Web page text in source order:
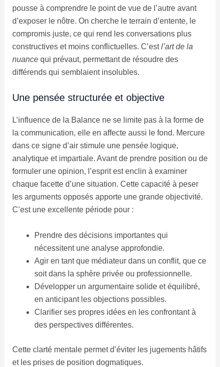
pousse à comprendre le point de vue de l’autre avant
d’exposer le nôtre. On cherche le terrain d’entente, le
compromis juste, ce qui rend les conversations plus
constructives et moins conflictuelles. C’estl’art de la
nuancequi prévaut, permettant de résoudre des
différends qui semblaient insolubles.
Une pensée structurée et objective
L’influence de la Balance ne se limite pas à la forme de
la communication, elle en affecte aussi le fond. Mercure
dans ce signe d’air stimule une pensée logique,
analytique et impartiale. Avant de prendre position ou de
formuler une opinion, l’esprit est enclin à examiner
chaque facette d’une situation. Cette capacité à peser
les arguments opposés apporte une grande objectivité.
C’est une excellente période pour :
Prendre des décisions importantes qui
nécessitent une analyse approfondie.
Agir en tant que médiateur dans un conflit, que ce
soit dans la sphère privée ou professionnelle.
Développer un argumentaire solide et équilibré,
en anticipant les objections possibles.
Clarifier ses propres idées en les confrontant à
des perspectives différentes.
Cette clarté mentale permet d’éviter les jugements hâtifs
et les prises de position dogmatiques.